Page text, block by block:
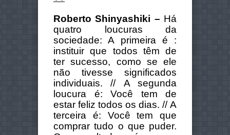
Roberto Shinyashiki – Há
quatro loucuras da
sociedade:A primeira é :
instituir que todos têm de
ter sucesso, como se ele
não tivesse significados
individuais. // A segunda
loucura é: Você tem de
estar feliz todos os dias. //A
terceira é: Você tem que
comprar tudo o que puder.